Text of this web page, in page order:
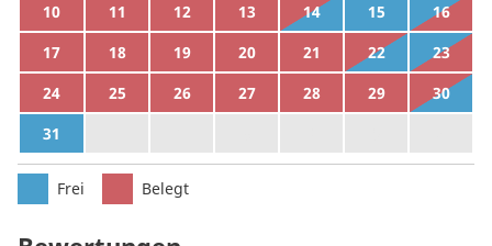
10
11 12 13 14 15
16
17
18 19 20 21 22
23
24
25 26 27 28 29
30
31
Frei Belegt